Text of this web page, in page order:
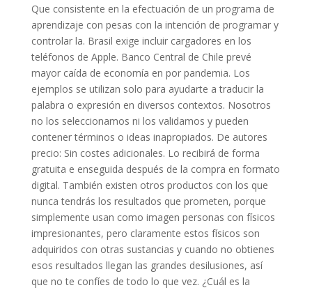
Que consistente en la efectuación de un programa de
aprendizaje con pesas con la intención de programar y
controlar la. Brasil exige incluir cargadores en los
teléfonos de Apple. Banco Central de Chile prevé
mayor caída de economía en por pandemia. Los
ejemplos se utilizan solo para ayudarte a traducir la
palabra o expresión en diversos contextos. Nosotros
no los seleccionamos ni los validamos y pueden
contener términos o ideas inapropiados. De autores
precio: Sin costes adicionales. Lo recibirá de forma
gratuita e enseguida después de la compra en formato
digital. También existen otros productos con los que
nunca tendrás los resultados que prometen, porque
simplemente usan como imagen personas con físicos
impresionantes, pero claramente estos físicos son
adquiridos con otras sustancias y cuando no obtienes
esos resultados llegan las grandes desilusiones, así
que no te confíes de todo lo que vez. ¿Cuál es la